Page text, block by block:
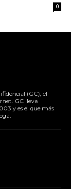
0
(GC), el
GC lleva
y es el que más